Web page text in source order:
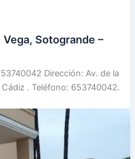
Sotogrande –
Dirección: Av. de la
. Teléfono: 653740042.